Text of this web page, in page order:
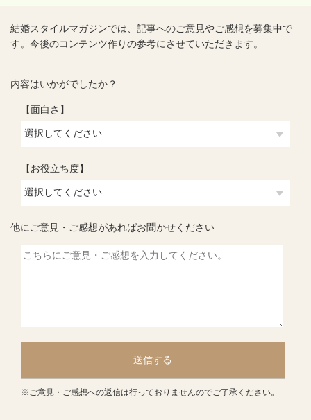
結婚スタイルマガジンでは、記事へのご意見やご感想を募集中で
す。今後のコンテンツ作りの参考にさせていただきます。
内容はいかがでしたか？
【面白さ】
【お役立ち度】
他にご意見・ご感想があればお聞かせください
送信する
※ご意見・ご感想への返信は行っておりませんのでご了承ください。